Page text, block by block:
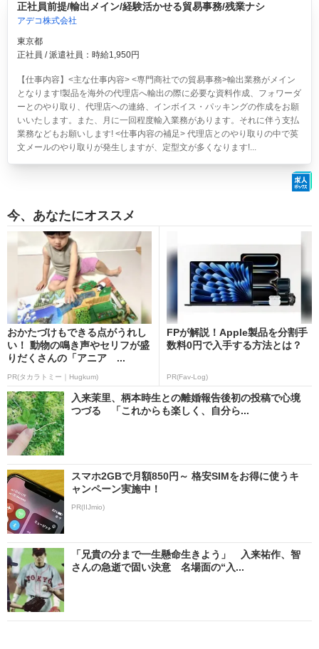
正社員前提/輸出メイン/経験活かせる貿易事務/残業ナシ
アデコ株式会社
東京都
正社員 / 派遣社員：時給1,950円
【仕事内容】<主な仕事内容> <専門商社での貿易事務>輸出業務がメイン
となります!製品を海外の代理店へ輸出の際に必要な資料作成、フォワーダ
ーとのやり取り、代理店への連絡、インボイス・パッキングの作成をお願
いいたします。また、月に一回程度輸入業務があります。それに伴う支払
業務などもお願いします! <仕事内容の補足> 代理店とのやり取りの中で英
文メールのやり取りが発生しますが、定型文が多くなります!...
今、あなたにオススメ
おかたづけもできる点がうれし
い！ 動物の鳴き声やセリフが盛
りだくさんの「アニア ...
PR(タカラトミー｜Hugkum)
FPが解説！Apple製品を分割手
数料0円で入手する方法とは？
PR(Fav-Log)
入来茉里、柄本時生との離婚報告後初の投稿で心境
つづる 「これからも楽しく、自分ら...
スマホ2GBで月額850円～ 格安SIMをお得に使うキ
ャンペーン実施中！
PR(IIJmio)
「兄貴の分まで一生懸命生きよう」 入来祐作、智
さんの急逝で固い決意 名場面の“入...